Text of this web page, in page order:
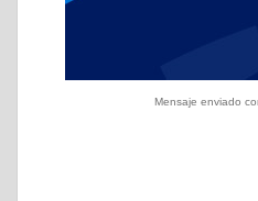
Mensaje enviado